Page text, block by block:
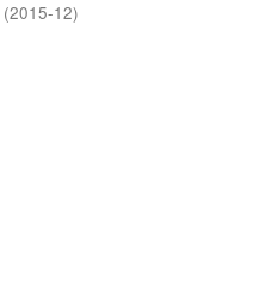
(2015-12)